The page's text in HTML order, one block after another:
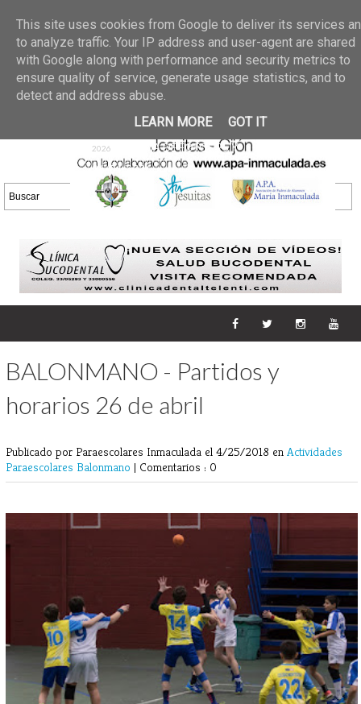
02 jun 2026
GALERIA DE FOTOS
30/05/2026
25 may 2026
GALERIA
DE FOTOS 23/05/2026
20 may
2026
GALERIA DE FOTOS
16/05/2026
DE FOTOS 09/05/2026
28 abr
2026
GALERIA DE FOTOS 25 Y
26/04/2026
BALONMANO - Partidos y
horarios 26 de abril
Publicado por Paraescolares Inmaculada el 4/25/2018 en Actividades
Paraescolares Balonmano | Comentarios : 0
This site uses cookies from Google to deliver its services
to analyze traffic. Your IP address and user-agent are shared
with Google along with performance and security metrics to
ensure quality of service, generate usage statistics, and to
detect and address abuse.
LEARN MORE
GOT IT